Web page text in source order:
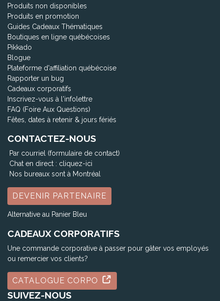
Produits non disponibles
Produits en promotion
Guides Cadeaux Thématiques
Boutiques en ligne québécoises
Pikkado
Blogue
Plateforme d'affiliation québécoise
Rapporter un bug
Cadeaux corporatifs
Inscrivez-vous à l'infolettre
FAQ (Foire Aux Questions)
Fêtes, dates à retenir & jours fériés
CONTACTEZ-NOUS
Par courriel (formulaire de contact)
Chat en direct : cliquez-ici
Nos bureaux sont à Montréal
DEVENIR PARTENAIRE
Alternative au Panier Bleu
CADEAUX CORPORATIFS
Une commande corporative à passer pour gâter vos employés
ou remercier vos clients?
CATALOGUE CORPO
SUIVEZ-NOUS